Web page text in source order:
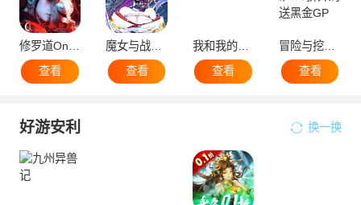
查看
查看
我和我的天宫0.1折无敌版
查看
查看
好游安利 换一换